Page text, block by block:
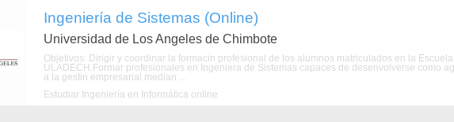
Ingeniería de Sistemas (Online)
Universidad de Los Angeles de Chimbote
Objetivos: Dirigir y coordinar la formacin profesional de los alumnos matriculados en la
ULADECH.Formar profesionales en Ingeniera de Sistemas capaces de desenvolverse como
a la gestin empresarial median ...
Estudiar Ingeniería en Informática online